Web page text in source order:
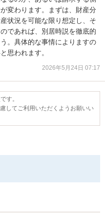
変わります。まずは、財産分
状況を可能な限り想定し、そ
であれば、別居時説を徹底的
。具体的な事情によりますの
思われます。
2026年5月24日 07:17
す。
してご利用いただくようお願いい